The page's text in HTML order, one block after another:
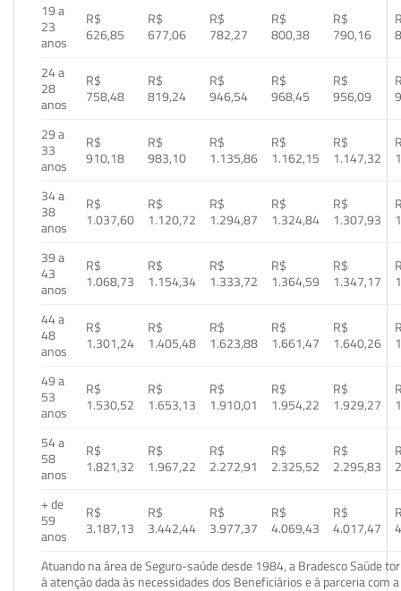
19 a
23
anos
R$
626,85
R$
677,06
R$
782,27
R$
800,38
R$
790,16
24 a
28
anos
R$
758,48
R$
819,24
R$
946,54
R$
968,45
R$
956,09
29 a
33
anos
R$
910,18
R$
983,10
R$
1.135,86
R$
1.162,15
R$
1.147,32
34 a
38
anos
R$
1.037,60
R$
1.120,72
R$
1.294,87
R$
1.324,84
R$
1.307,93
39 a
43
anos
R$
1.068,73
R$
1.154,34
R$
1.333,72
R$
1.364,59
R$
1.347,17
44 a
48
anos
R$
1.301,24
R$
1.405,48
R$
1.623,88
R$
1.661,47
R$
1.640,26
49 a
53
anos
R$
1.530,52
R$
1.653,13
R$
1.910,01
R$
1.954,22
R$
1.929,27
54 a
58
anos
R$
1.821,32
R$
1.967,22
R$
2.272,91
R$
2.325,52
R$
2.295,83
+ de
59
anos
R$
3.187,13
R$
3.442,44
R$
3.977,37
R$
4.069,43
R$
4.017,47
Atuando na área de Seguro-saúde desde 1984, a Bradesco Saúde
à atenção dada às necessidades dos Beneficiários e à parceria com